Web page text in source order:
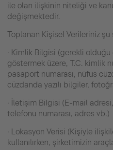
ile olan ilişkinin niteliği ve
değişmektedir.
Toplanan Kişisel Verileriniz
· Kimlik Bilgisi (gerekli
göstermek üzere, T.C. kimlik
pasaport numarası, nüfus
cüzdanda yazılı bilgiler,
· İletişim Bilgisi (E-mail
telefonu numarası, adres vb.)
· Lokasyon Verisi (Kişiyle
kullanılırken, şirketimizin